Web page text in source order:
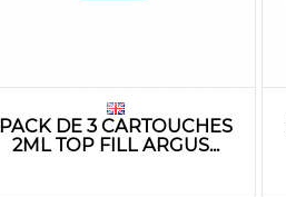
PACK DE 3 CARTOUCHES
2ML TOP FILL ARGUS...